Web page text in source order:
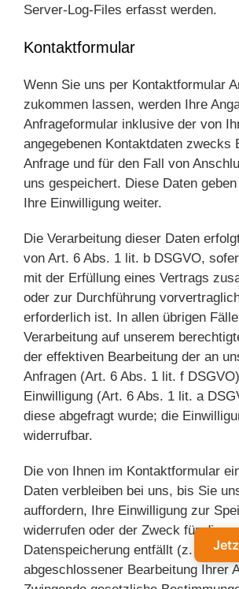
Server-Log-Files erfasst werden.
Kontaktformular
Wenn Sie uns per Kontaktformular
zukommen lassen, werden Ihre
Anfrageformular inklusive der von
angegebenen Kontaktdaten zwecks
Anfrage und für den Fall von
uns gespeichert. Diese Daten
Ihre Einwilligung weiter.
Die Verarbeitung dieser Daten
von Art. 6 Abs. 1 lit. b DSGVO,
mit der Erfüllung eines Vertrags
oder zur Durchführung
erforderlich ist. In allen übrigen
Verarbeitung auf unserem
der effektiven Bearbeitung der an
Anfragen (Art. 6 Abs. 1 lit. f
Einwilligung (Art. 6 Abs. 1 lit. a
diese abgefragt wurde; die
widerrufbar.
Die von Ihnen im Kontaktformular
Daten verbleiben bei uns, bis Sie
auffordern, Ihre Einwilligung zur
widerrufen oder der Zweck für die
Datenspeicherung entfällt (z. B.
abgeschlossener Bearbeitung Ihrer